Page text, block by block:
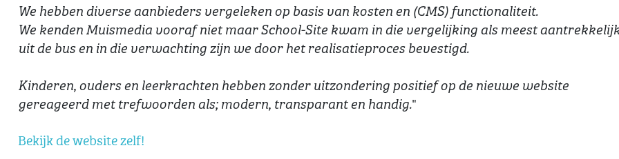
We hebben diverse aanbieders vergeleken op basis van kosten en (CMS) functionaliteit.
We kenden Muismedia vooraf niet maar School-Site kwam in die vergelijking als meest
uit de bus en in die verwachting zijn we door het realisatieproces bevestigd.
Kinderen, ouders en leerkrachten hebben zonder uitzondering positief op de nieuwe website
gereageerd met trefwoorden als; modern, transparant en handig."
Bekijk de website zelf!